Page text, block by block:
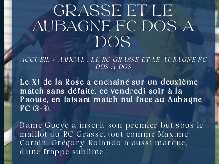
Grasse et le
Aubagne FC dos à
dos
ACCUEIL » AMICAL : LE RC GRASSE ET LE AUBAGNE FC
DOS À DOS
Le XI de la Rose a enchaîné sur un deuxième
match sans défaite, ce vendredi soir à la
Paoute, en faisant match nul face au Aubagne
FC (3-3).
Dame Gueye a inscrit son premier but sous le
maillot du RC Grasse, tout comme Maxime
Corain. Grégory Rolando a aussi marqué,
d’une frappe sublime.